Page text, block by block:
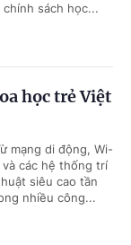
sách học...
học trẻ Việt
mạng di động, Wi-
và các hệ thống trí
siêu cao tần
nhiều công...